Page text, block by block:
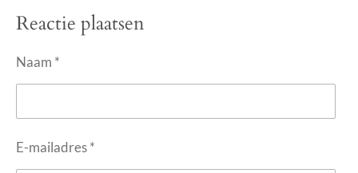
Reactie plaatsen
Naam *
E-mailadres *